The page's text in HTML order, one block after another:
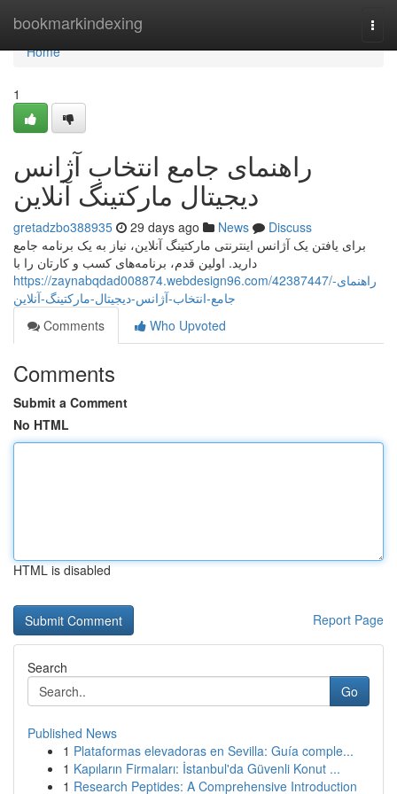
bookmarkindexing
Home
Home
1
راهنمای جامع انتخاب آژانس
دیجیتال مارکتینگ آنلاین
gretadzbo388935 29 days ago News
Discuss
برای یافتن یک آژانس اینترنتی مارکتینگ آنلاین، نیاز به یک برنامه جامع
دارید. اولین قدم، برنامه‌های کسب و کارتان را با
https://zaynabqdad008874.webdesign96.com/42387447/راهنمای-
جامع-انتخاب-آژانس-دیجیتال-مارکتینگ-آنلاین
Comments
Who Upvoted
Comments
Submit a Comment
No HTML
HTML is disabled
Report Page
Search
Go
Published News
1 Plataformas elevadoras en Sevilla: Guía comple...
1 Kapıların Firmaları: İstanbul'da Güvenli Konut ...
1 Research Peptides: A Comprehensive Introduction